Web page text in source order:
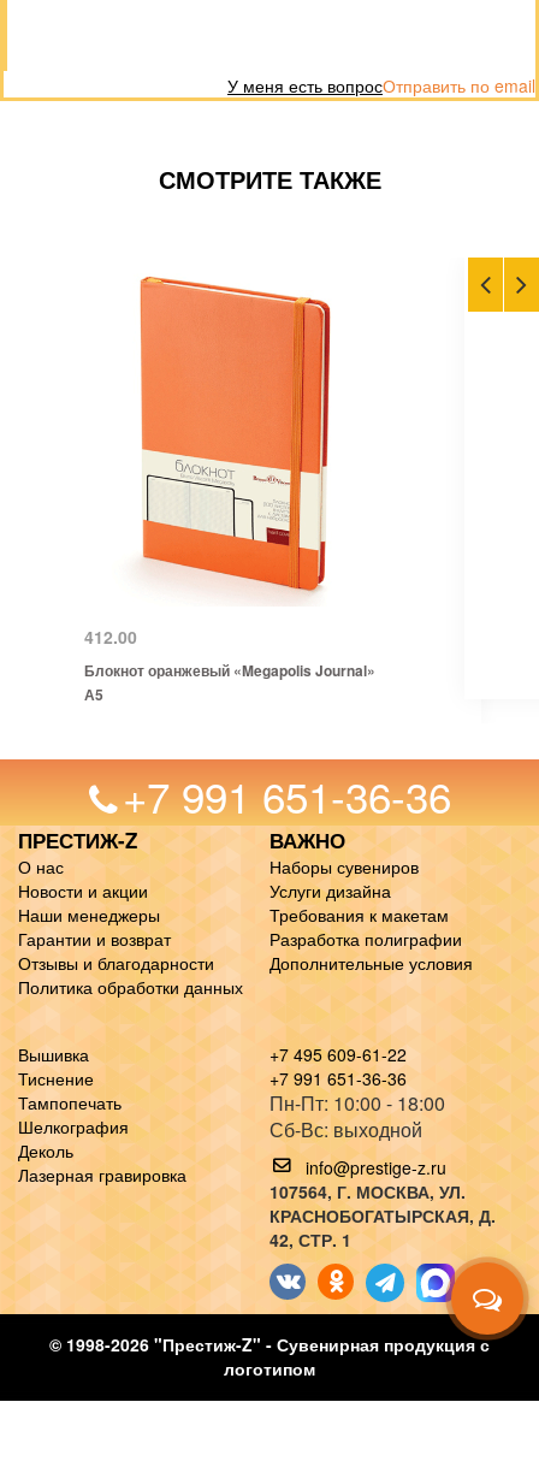
Отправить по email
У меня есть вопрос
СМОТРИТЕ ТАКЖЕ
412.00
Блокнот оранжевый «Megapolis Journal»
А5
+7 991 651-36-36
ПРЕСТИЖ-Z
О нас
Новости и акции
Наши менеджеры
Гарантии и возврат
Отзывы и благодарности
Политика обработки данных
ВАЖНО
Наборы сувениров
Услуги дизайна
Требования к макетам
Разработка полиграфии
Дополнительные условия
Вышивка
Тиснение
Тампопечать
Шелкография
Деколь
Лазерная гравировка
+7 495 609-61-22
+7 991 651-36-36
Пн-Пт: 10:00 - 18:00
Сб-Вс: выходной
info@prestige-z.ru
107564, Г. МОСКВА, УЛ.
КРАСНОБОГАТЫРСКАЯ, Д.
42, СТР. 1
© 1998-2026 "Престиж-Z" - Сувенирная продукция с
логотипом